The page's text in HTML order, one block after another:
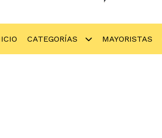
CATEGORÍAS MAYORISTAS